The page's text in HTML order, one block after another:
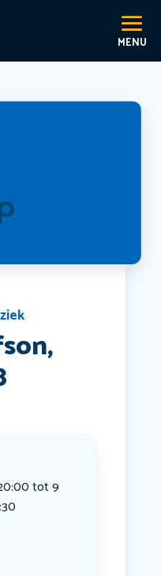
tot 9